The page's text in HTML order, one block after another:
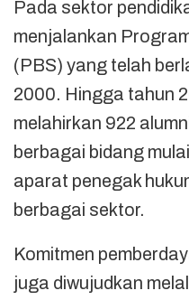
Pada sektor
menjalankan
(PBS) yang telah
2000. Hingga tahun
melahirkan 922
berbagai bidang
aparat penegak
berbagai sektor.
Komitmen
juga diwujudkan